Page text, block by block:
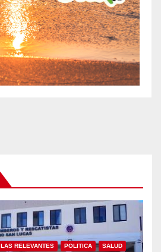
LAS RELEVANTES POLITICA SALUD